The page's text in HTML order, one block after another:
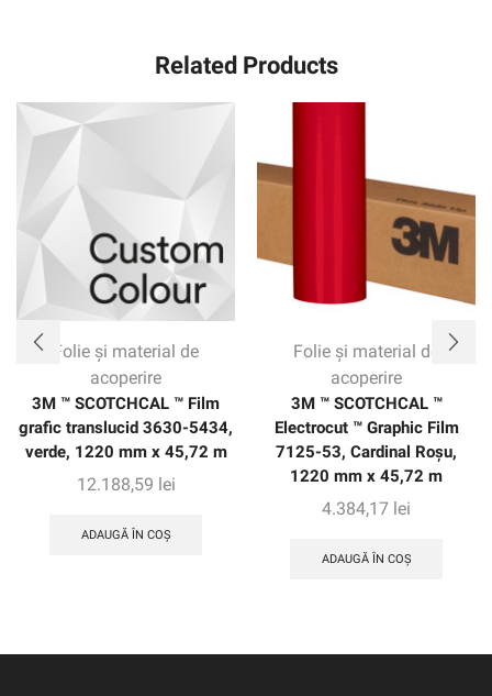
practic bulele de aer, simplificând și accelerând procesul
Related Products
Folie și material de
acoperire
3M ™ SCOTCHCAL ™ Film
grafic translucid 3630-5434,
verde, 1220 mm x 45,72 m
12.188,59 lei
ADAUGĂ ÎN COȘ
Folie și material de
acoperire
3M ™ SCOTCHCAL ™
Electrocut ™ Graphic Film
7125-53, Cardinal Roșu,
1220 mm x 45,72 m
4.384,17 lei
ADAUGĂ ÎN COȘ